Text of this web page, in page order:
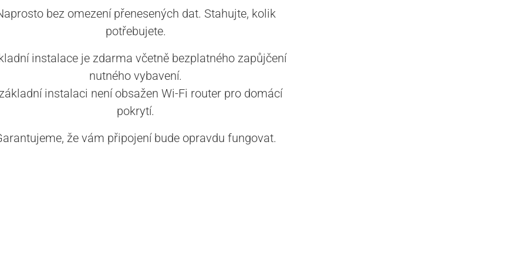
bez omezení přenesených dat. Stahujte, kolik
potřebujete.
instalace je zdarma včetně bezplatného zapůjčení
nutného vybavení.
instalaci není obsažen Wi-Fi router pro domácí
pokrytí.
že vám připojení bude opravdu fungovat.